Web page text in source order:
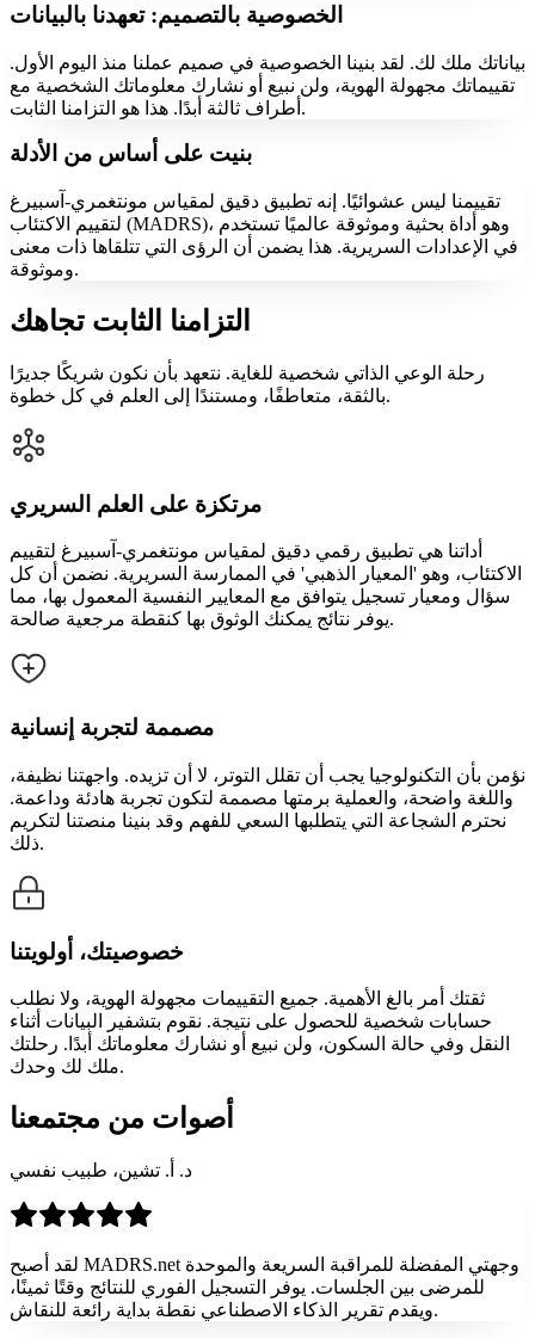
الخصوصية بالتصميم: تعهدنا بالبيانات
بياناتك ملك لك. لقد بنينا الخصوصية في صميم عملنا منذ اليوم الأول.
تقييماتك مجهولة الهوية، ولن نبيع أو نشارك معلوماتك الشخصية مع
أطراف ثالثة أبدًا. هذا هو التزامنا الثابت.
بنيت على أساس من الأدلة
تقييمنا ليس عشوائيًا. إنه تطبيق دقيق لمقياس مونتغمري-آسبيرغ
لتقييم الاكتئاب (MADRS)، وهو أداة بحثية وموثوقة عالميًا تستخدم
في الإعدادات السريرية. هذا يضمن أن الرؤى التي تتلقاها ذات معنى
وموثوقة.
التزامنا الثابت تجاهك
رحلة الوعي الذاتي شخصية للغاية. نتعهد بأن نكون شريكًا جديرًا
بالثقة، متعاطفًا، ومستندًا إلى العلم في كل خطوة.
مرتكزة على العلم السريري
أداتنا هي تطبيق رقمي دقيق لمقياس مونتغمري-آسبيرغ لتقييم
الاكتئاب، وهو 'المعيار الذهبي' في الممارسة السريرية. نضمن أن كل
سؤال ومعيار تسجيل يتوافق مع المعايير النفسية المعمول بها، مما
يوفر نتائج يمكنك الوثوق بها كنقطة مرجعية صالحة.
مصممة لتجربة إنسانية
نؤمن بأن التكنولوجيا يجب أن تقلل التوتر، لا أن تزيده. واجهتنا نظيفة،
واللغة واضحة، والعملية برمتها مصممة لتكون تجربة هادئة وداعمة.
نحترم الشجاعة التي يتطلبها السعي للفهم وقد بنينا منصتنا لتكريم
ذلك.
خصوصيتك، أولويتنا
ثقتك أمر بالغ الأهمية. جميع التقييمات مجهولة الهوية، ولا نطلب
حسابات شخصية للحصول على نتيجة. نقوم بتشفير البيانات أثناء
النقل وفي حالة السكون، ولن نبيع أو نشارك معلوماتك أبدًا. رحلتك
ملك لك وحدك.
أصوات من مجتمعنا
د. أ. تشين، طبيب نفسي
لقد أصبح MADRS.net وجهتي المفضلة للمراقبة السريعة والموحدة
للمرضى بين الجلسات. يوفر التسجيل الفوري للنتائج وقتًا ثمينًا،
ويقدم تقرير الذكاء الاصطناعي نقطة بداية رائعة للنقاش.